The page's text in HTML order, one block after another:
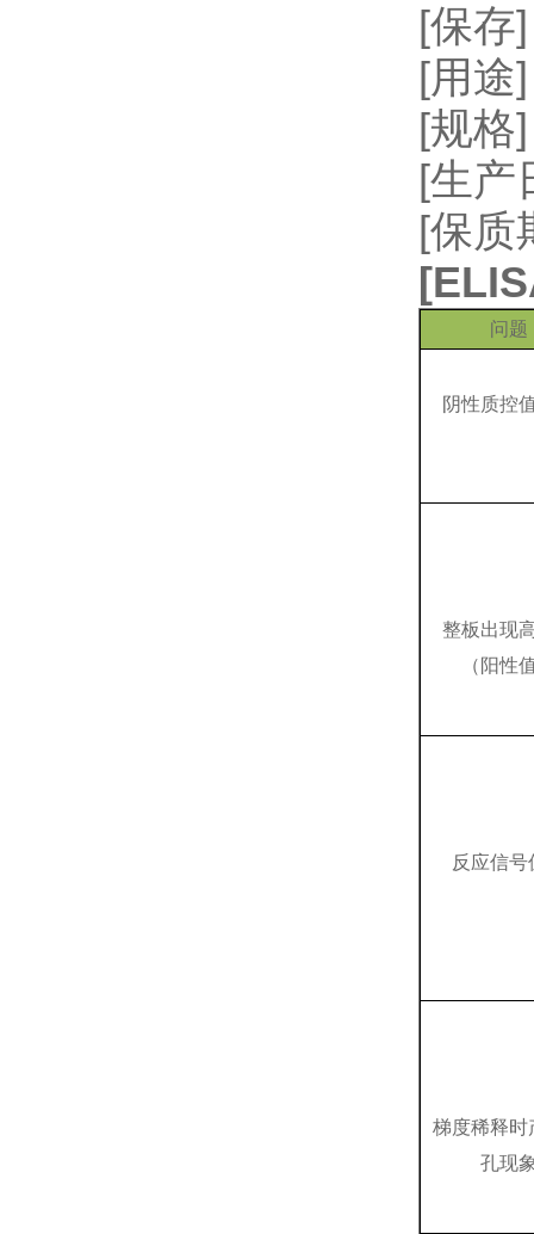
[保存
[用途
[规格
[生产
[保
[
问题
阴性质控
整板出现
（阳性
反应信号
梯度稀释时
孔现